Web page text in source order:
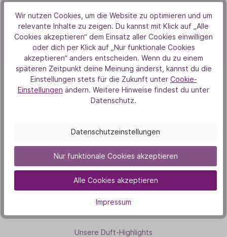
Weitere Informationen
Bewertungen (11)
Aus Liebe zur Natur
Unsere Duft-Highlights
Wir nutzen Cookies, um die Website zu optimieren und um
relevante Inhalte zu zeigen. Du kannst mit Klick auf „Alle
Cookies akzeptieren“ dem Einsatz aller Cookies einwilligen
oder dich per Klick auf „Nur funktionale Cookies
akzeptieren“ anders entscheiden. Wenn du zu einem
späteren Zeitpunkt deine Meinung änderst, kannst du die
Einstellungen stets für die Zukunft unter Cookie-
Einstellungen ändern. Weitere Hinweise findest du unter
Datenschutz.
Datenschutzeinstellungen
Nur funktionale Cookies akzeptieren
Alle Cookies akzeptieren
Impressum